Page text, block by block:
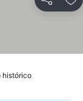
Partilhar
histórico